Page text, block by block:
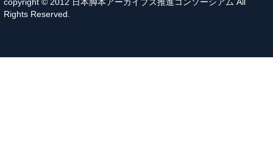
copyright © 2012 日本脚本アーカイブズ推進コンソーシアム All
Rights Reserved.